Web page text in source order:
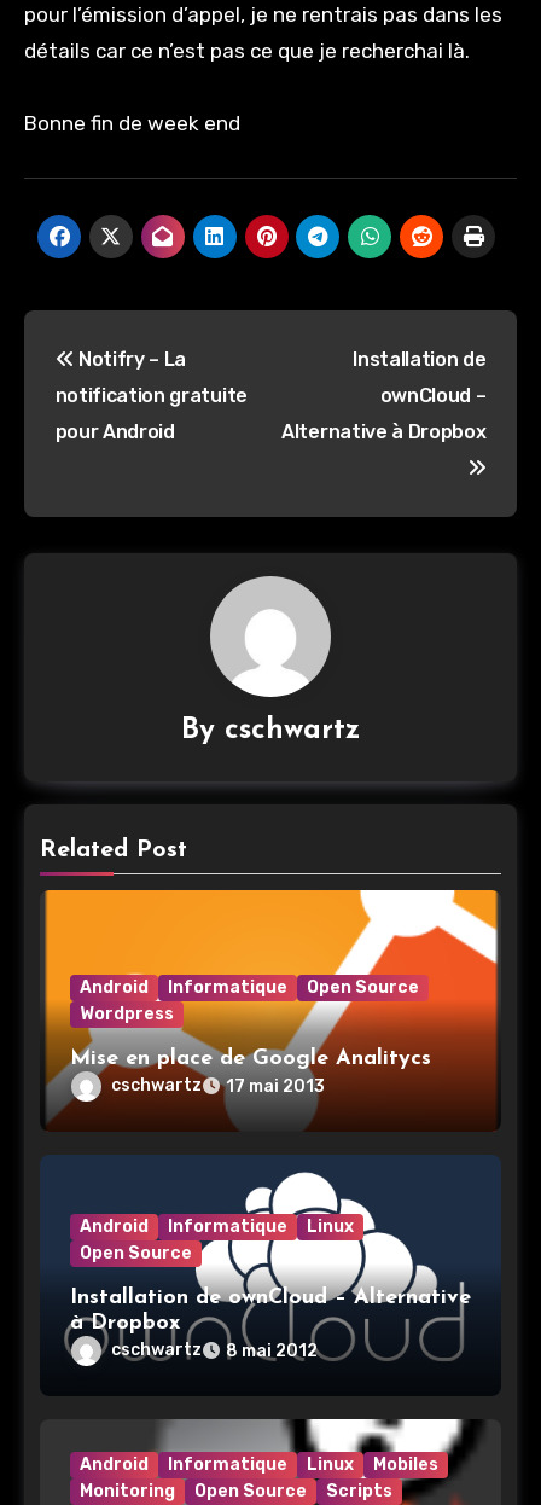
pour l’émission d’appel, je ne rentrais pas dans les
détails car ce n’est pas ce que je recherchai là.
Bonne fin de week end
de
l’article
Notifry – La
notification gratuite
pour Android
Installation de
ownCloud –
Alternative à Dropbox
By cschwartz
Related Post
Android Informatique
Open Source
Wordpress
Mise en place de Google Analitycs
cschwartz 17 mai 2013
Android Informatique
Linux
Open Source
Installation de ownCloud – Alternative
à Dropbox
cschwartz 8 mai 2012
Android Informatique Linux
Mobiles
Monitoring
Open Source Scripts